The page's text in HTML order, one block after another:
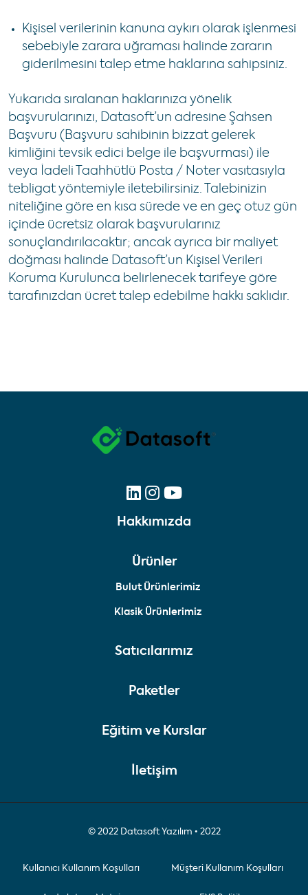
Kişisel verilerinin kanuna aykırı olarak işlenmesi
sebebiyle zarara uğraması halinde zararın
giderilmesini talep etme haklarına sahipsiniz.
Yukarıda sıralanan haklarınıza yönelik
başvurularınızı, Datasoft’un adresine Şahsen
Başvuru (Başvuru sahibinin bizzat gelerek
kimliğini tevsik edici belge ile başvurması) ile
veya İadeli Taahhütlü Posta / Noter vasıtasıyla
tebligat yöntemiyle iletebilirsiniz. Talebinizin
niteliğine göre en kısa sürede ve en geç otuz gün
içinde ücretsiz olarak başvurularınız
sonuçlandırılacaktır; ancak ayrıca bir maliyet
doğması halinde Datasoft’un Kişisel Verileri
Koruma Kurulunca belirlenecek tarifeye göre
tarafınızdan ücret talep edebilme hakkı saklıdır.
Hakkımızda
Ürünler
Bulut Ürünlerimiz
Klasik Ürünlerimiz
Satıcılarımız
Paketler
Eğitim ve Kurslar
İletişim
© 2022 Datasoft Yazılım • 2022
Kullanıcı Kullanım Koşulları Müşteri Kullanım Koşulları